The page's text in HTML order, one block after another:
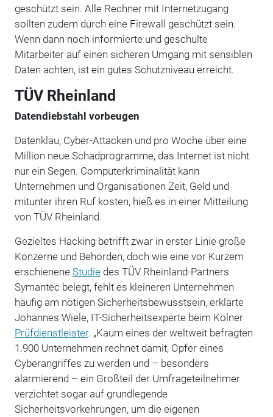
geschützt sein. Alle Rechner mit Internetzugang
sollten zudem durch eine Firewall geschützt sein.
Wenn dann noch informierte und geschulte
Mitarbeiter auf einen sicheren Umgang mit sensiblen
Daten achten, ist ein gutes Schutzniveau erreicht.
TÜV Rheinland
Datendiebstahl vorbeugen
Datenklau, Cyber-Attacken und pro Woche über eine
Million neue Schadprogramme, das Internet ist nicht
nur ein Segen. Computerkriminalität kann
Unternehmen und Organisationen Zeit, Geld und
mitunter ihren Ruf kosten, hieß es in einer Mitteilung
von TÜV Rheinland.
Gezieltes Hacking betrifft zwar in erster Linie große
Konzerne und Behörden, doch wie eine vor Kurzem
erschienene Studiedes TÜV Rheinland-Partners
Symantec belegt, fehlt es kleineren Unternehmen
häufig am nötigen Sicherheitsbewusstsein, erklärte
Johannes Wiele, IT-Sicherheitsexperte beim Kölner
Prüfdienstleister. „Kaum eines der weltweit befragten
1.900 Unternehmen rechnet damit, Opfer eines
Cyberangriffes zu werden und – besonders
alarmierend – ein Großteil der Umfrageteilnehmer
verzichtet sogar auf grundlegende
Sicherheitsvorkehrungen, um die eigenen